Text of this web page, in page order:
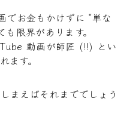
でお金もかけずに “単な
限界があります。
動画が師匠 (!!) とい
ます。
まえばそれまででしょう